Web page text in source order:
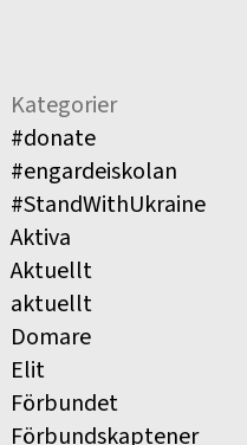
Kategorier
#donate
#engardeiskolan
#StandWithUkraine
Aktiva
Aktuellt
aktuellt
Domare
Elit
Förbundet
Förbundskaptener